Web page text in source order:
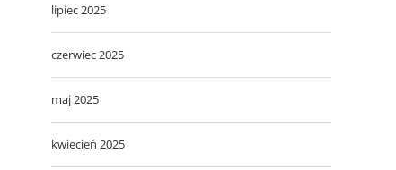
lipiec 2025
czerwiec 2025
maj 2025
kwiecień 2025